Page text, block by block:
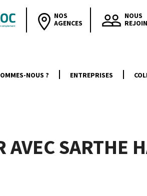
NOS
AGENCES
NOUS
NOUS ? ENTREPRISES
SARTHE